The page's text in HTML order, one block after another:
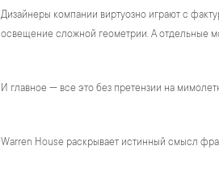
Дизайнеры компании виртуозно играют с
освещение сложной геометрии. А отдельные
И главное — все это без претензии на
Warren House раскрывает истинный смысл